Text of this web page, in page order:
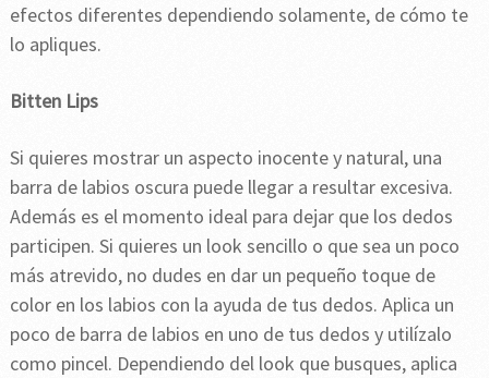
efectos diferentes dependiendo solamente, de cómo te
lo apliques.
Bitten Lips
Si quieres mostrar un aspecto inocente y natural, una
barra de labios oscura puede llegar a resultar excesiva.
Además es el momento ideal para dejar que los dedos
participen. Si quieres un look sencillo o que sea un poco
más atrevido, no dudes en dar un pequeño toque de
color en los labios con la ayuda de tus dedos. Aplica un
poco de barra de labios en uno de tus dedos y utilízalo
como pincel. Dependiendo del look que busques, aplica